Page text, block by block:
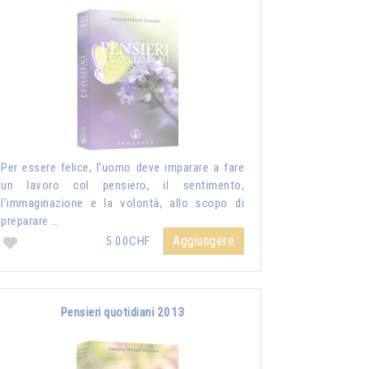
Per essere felice, l’uomo deve imparare a fare
un lavoro col pensiero, il sentimento,
l’immaginazione e la volontà, allo scopo di
preparare …
5.00CHF
Aggiungere
Pensieri quotidiani 2013